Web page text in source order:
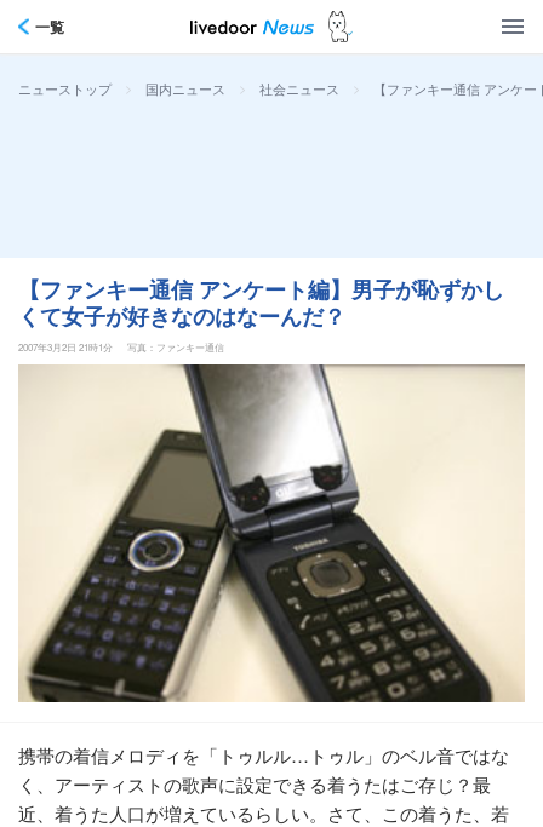
一覧
ニューストップ > 国内ニュース > 社会ニュース > 【ファンキー通信 アンケ
【ファンキー通信 アンケート編】男子が恥ずかし
くて女子が好きなのはなーんだ？
2007年3月2日 21時1分 写真：ファンキー通信
携帯の着信メロディを「トゥルル…トゥル」のベル音ではな
く、アーティストの歌声に設定できる着うたはご存じ？最
近、着うた人口が増えているらしい。さて、この着うた、若